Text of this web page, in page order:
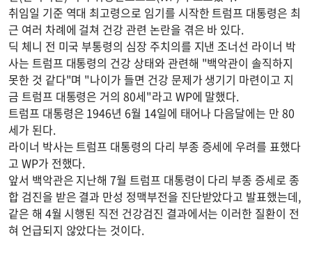
취임일 기준 역대 최고령으로 임기를 시작한 트럼프 대통령은 최
근 여러 차례에 걸쳐 건강 관련 논란을 겪은 바 있다.
딕 체니 전 미국 부통령의 심장 주치의를 지낸 조너선 라이너 박
사는 트럼프 대통령의 건강 상태와 관련해 "백악관이 솔직하지
못한 것 같다"며 "나이가 들면 건강 문제가 생기기 마련이고 지
금 트럼프 대통령은 거의 80세"라고 WP에 말했다.
트럼프 대통령은 1946년 6월 14일에 태어나 다음달에는 만 80
세가 된다.
라이너 박사는 트럼프 대통령의 다리 부종 증세에 우려를 표했다
고 WP가 전했다.
앞서 백악관은 지난해 7월 트럼프 대통령이 다리 부종 증세로 종
합 검진을 받은 결과 만성 정맥부전을 진단받았다고 발표했는데,
같은 해 4월 시행된 직전 건강검진 결과에서는 이러한 질환이 전
혀 언급되지 않았다는 것이다.